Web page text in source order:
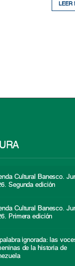
LEER
Cultural Banesco.
Segunda edición
Cultural Banesco.
Primera edición
palabra ignorada: las
de la historia de